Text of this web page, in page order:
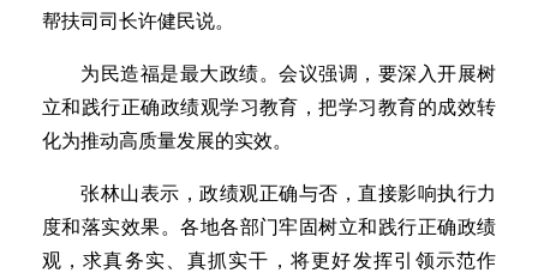
帮扶司司长许健民说。
为民造福是最大政绩。会议强调，要深入开展树
立和践行正确政绩观学习教育，把学习教育的成效转
化为推动高质量发展的实效。
张林山表示，政绩观正确与否，直接影响执行力
度和落实效果。各地各部门牢固树立和践行正确政绩
观，求真务实、真抓实干，将更好发挥引领示范作